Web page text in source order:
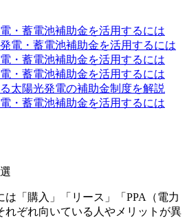
・蓄電池補助金を活用するには
電・蓄電池補助金を活用するには
・蓄電池補助金を活用するには
・蓄電池補助金を活用するには
太陽光発電の補助金制度を解説
・蓄電池補助金を活用するには
「購入」「リース」「PPA（電力
れぞれ向いている人やメリットが異